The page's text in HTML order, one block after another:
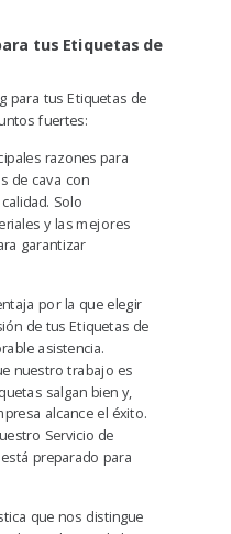
tus Etiquetas de
para tus Etiquetas de
fuertes:
razones para
de cava con
Solo
y las mejores
garantizar
por la que elegir
de tus Etiquetas de
asistencia.
nuestro trabajo es
salgan bien y,
alcance el éxito.
Servicio de
preparado para
que nos distingue